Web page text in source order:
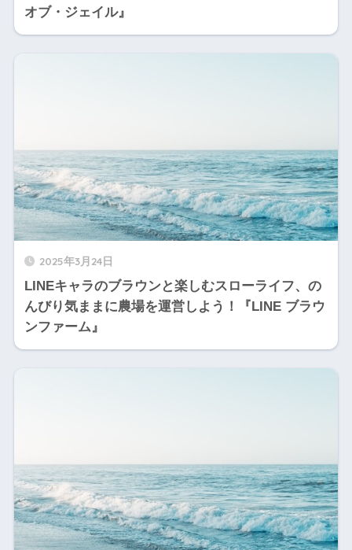
オブ・ジェイル』
2025年3月24日
LINEキャラのブラウンと楽しむスローライフ、の
んびり気ままに農場を運営しよう！『LINE ブラウ
ンファーム』